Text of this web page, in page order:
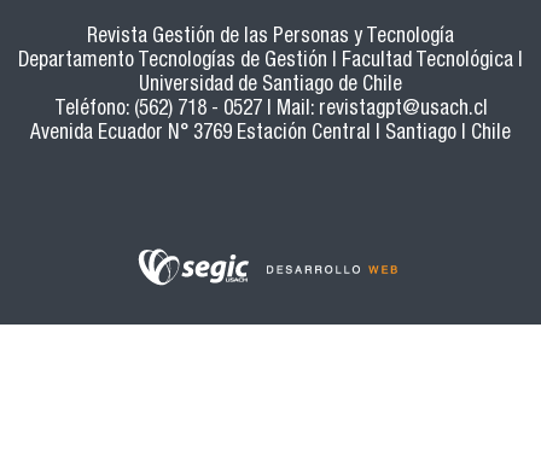
Revista Gestión de las Personas y Tecnología
Departamento Tecnologías de Gestión | Facultad Tecnológica |
Universidad de Santiago de Chile
Teléfono: (562) 718 - 0527 | Mail: revistagpt@usach.cl
Avenida Ecuador N° 3769 Estación Central | Santiago | Chile